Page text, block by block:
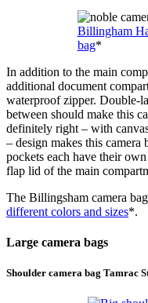
Billingham
bag*
In addition to the main
additional document
waterproof zipper. Double-
between should make this
definitely right – with
– design makes this
pockets each have their
flap lid of the main
The Billingsham camera
different colors and sizes*.
Large camera bags
Shoulder camera bag Tamrac